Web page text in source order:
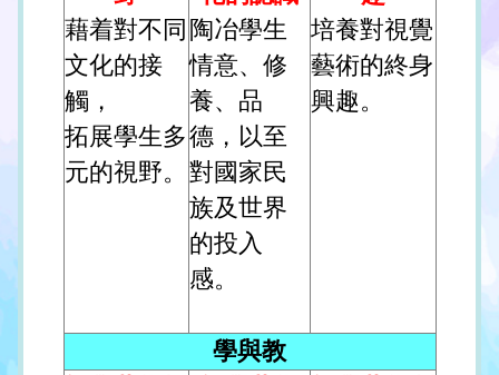
藉着對不同
文化的接
觸，
拓展學生多
元的視野。
陶冶學生
情意、修
養、品
德，以至
對國家民
族及世界
的投入
感。
培養對視覺
藝術的終身
興趣。
學與教